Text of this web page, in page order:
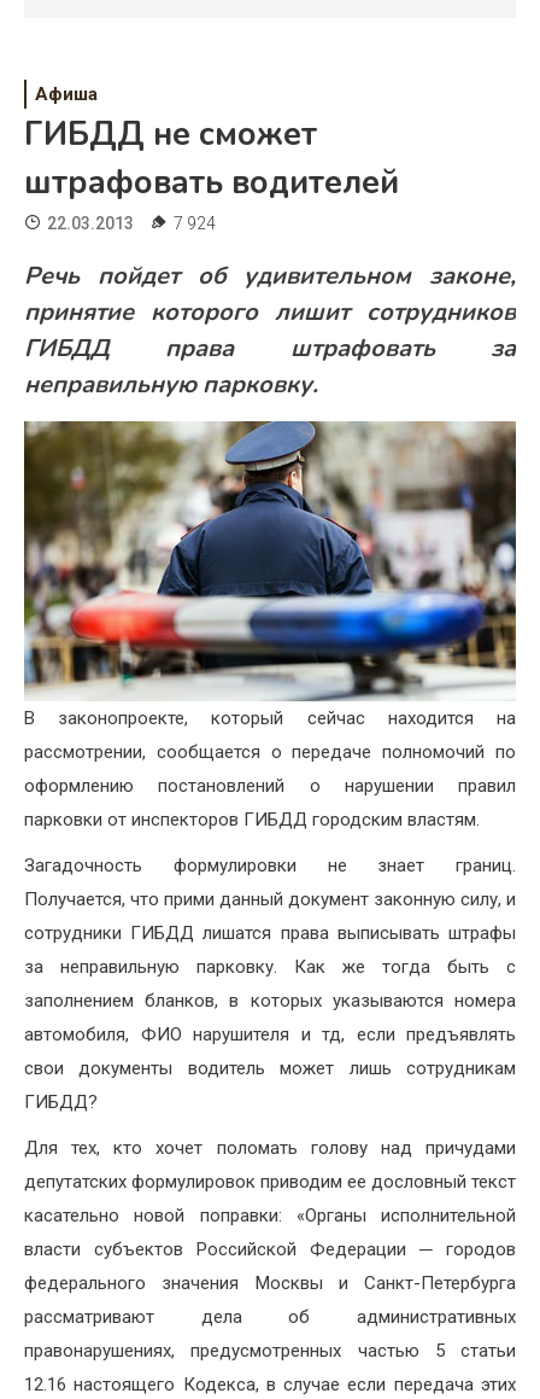
Свадьба
Жизнь
Хобби
Красота
Афиша
ГИБДД не сможет
штрафовать водителей
22.03.2013 7 924
Речь пойдет об удивительном законе,
принятие которого лишит сотрудников
ГИБДД права штрафовать за
неправильную парковку.
В законопроекте, который сейчас находится на
рассмотрении, сообщается о передаче полномочий по
оформлению постановлений о нарушении правил
парковки от инспекторов ГИБДД городским властям.
Загадочность формулировки не знает границ.
Получается, что прими данный документ законную силу, и
сотрудники ГИБДД лишатся права выписывать штрафы
за неправильную парковку. Как же тогда быть с
заполнением бланков, в которых указываются номера
автомобиля, ФИО нарушителя и тд, если предъявлять
свои документы водитель может лишь сотрудникам
ГИБДД?
Для тех, кто хочет поломать голову над причудами
депутатских формулировок приводим ее дословный текст
касательно новой поправки: «Органы исполнительной
власти субъектов Российской Федерации ─ городов
федерального значения Москвы и Санкт-Петербурга
рассматривают дела об административных
правонарушениях, предусмотренных частью 5 статьи
12.16 настоящего Кодекса, в случае если передача этих